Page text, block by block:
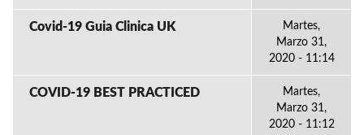
Covid-19 Guia Clinica UK
Martes,
Marzo 31,
2020 - 11:14
COVID-19 BEST PRACTICED
Martes,
Marzo 31,
2020 - 11:12